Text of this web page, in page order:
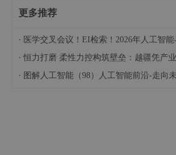
的道理。
多人得到了学习和成长。
我意识到有很多经验和知识值得分享给大家
力和经验解答大家在人工智能学习中的很多
更多推荐
· 医学交叉会议！EI检索！2026年人工智能与健康信息学
· 恒力打磨 柔性力控构筑壁垒：越疆凭产业化
· 图解人工智能（98）人工智能前沿-走向